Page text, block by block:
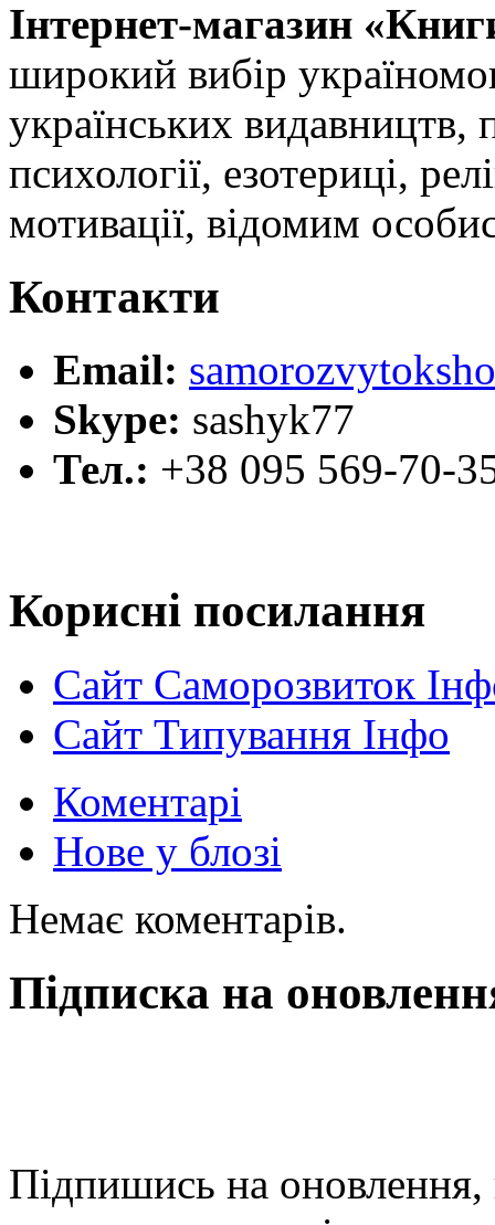
Інтернет-магазин
широкий вибір
українських видавництв,
психології, езотериці,
мотивації, відомим
Контакти
Email:
Skype: sashyk77
Тел.: +38 095 569-70-
Корисні посилання
Сайт Саморозвиток
Сайт Типування Інфо
Коментарі
Нове у блозі
Немає коментарів.
Підписка на
Підпишись на оновлення,